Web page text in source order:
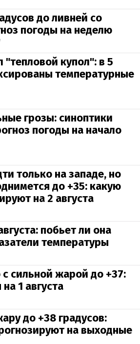
до ливней со
погоды на неделю
"тепловой купол": в 5
температурные
грозы: синоптики
погоды на начало
только на западе, но
до +35: какую
на 2 августа
побьет ли она
температуры
с сильной жарой до +37:
1 августа
до +38 градусов:
на выходные